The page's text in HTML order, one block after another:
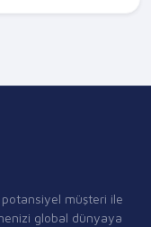
potansiyel müşteri ile
global dünyaya